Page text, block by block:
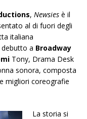
, Newsies è il
al di fuori degli
italiana
a Broadway
Tony, Drama Desk
sonora, composta
migliori coreografie
La storia si